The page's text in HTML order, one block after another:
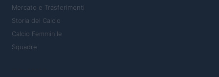
Mercato e Trasferimenti
Storia del Calcio
Calcio Femminile
Squadre